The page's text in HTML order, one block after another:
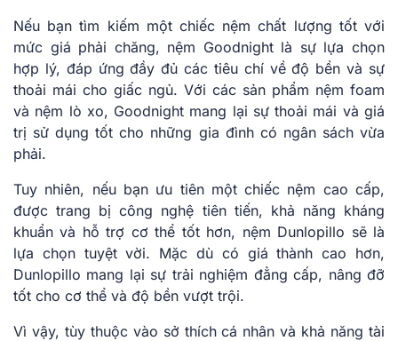
Nếu bạn tìm kiếm một chiếc nệm chất lượng tốt với
mức giá phải chăng, nệm Goodnight là sự lựa chọn
hợp lý, đáp ứng đầy đủ các tiêu chí về độ bền và sự
thoải mái cho giấc ngủ. Với các sản phẩm nệm foam
và nệm lò xo, Goodnight mang lại sự thoải mái và giá
trị sử dụng tốt cho những gia đình có ngân sách vừa
phải.
Tuy nhiên, nếu bạn ưu tiên một chiếc nệm cao cấp,
được trang bị công nghệ tiên tiến, khả năng kháng
khuẩn và hỗ trợ cơ thể tốt hơn, nệm Dunlopillo sẽ là
lựa chọn tuyệt vời. Mặc dù có giá thành cao hơn,
Dunlopillo mang lại sự trải nghiệm đẳng cấp, nâng đỡ
tốt cho cơ thể và độ bền vượt trội.
Vì vậy, tùy thuộc vào sở thích cá nhân và khả năng tài